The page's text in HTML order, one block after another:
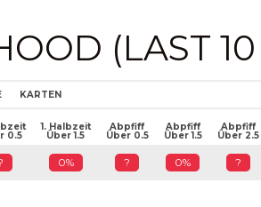
(LAST
KARTEN
0.5
1. Halbzeit
Über 1.5
Abpfiff
Über 0.5
Abpfiff
Über 1.5
Abpfiff
Über 2.5
0% ? 0% ?